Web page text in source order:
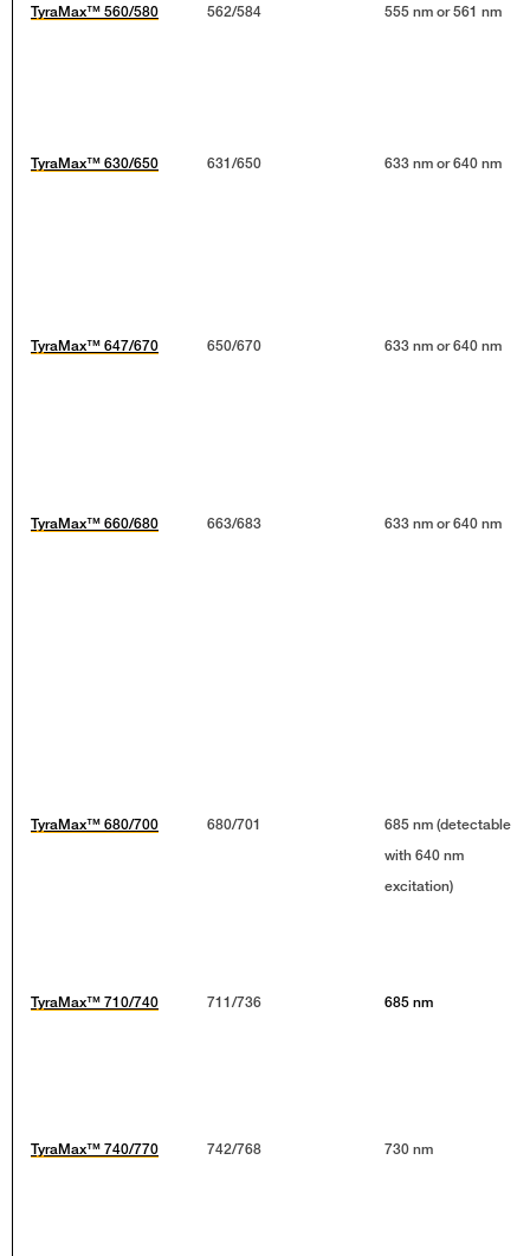
TyraMax™ 560/580 562/584 555 nm or 561 nm
TyraMax™ 630/650 631/650 633 nm or 640 nm
TyraMax™ 647/670 650/670 633 nm or 640 nm
TyraMax™ 660/680 663/683 633 nm or 640 nm
TyraMax™ 680/700 680/701
685 nm (detectable
with 640 nm
excitation)
TyraMax™ 710/740 711/736 685 nm
TyraMax™ 740/770 742/768 730 nm